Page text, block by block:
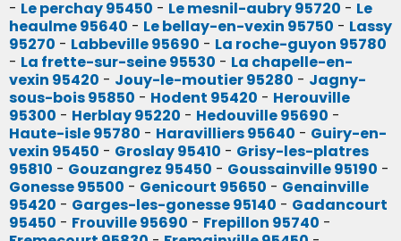
- Le perchay 95450 - Le mesnil-aubry 95720 - Le
heaulme 95640 - Le bellay-en-vexin 95750 - Lassy
95270 - Labbeville 95690 - La roche-guyon 95780
- La frette-sur-seine 95530 - La chapelle-en-
vexin 95420 - Jouy-le-moutier 95280 - Jagny-
sous-bois 95850 - Hodent 95420 - Herouville
95300 - Herblay 95220 - Hedouville 95690 -
Haute-isle 95780 - Haravilliers 95640 - Guiry-en-
vexin 95450 - Groslay 95410 - Grisy-les-platres
95810 - Gouzangrez 95450 - Goussainville 95190 -
Gonesse 95500 - Genicourt 95650 - Genainville
95420 - Garges-les-gonesse 95140 - Gadancourt
95450 - Frouville 95690 - Frepillon 95740 -